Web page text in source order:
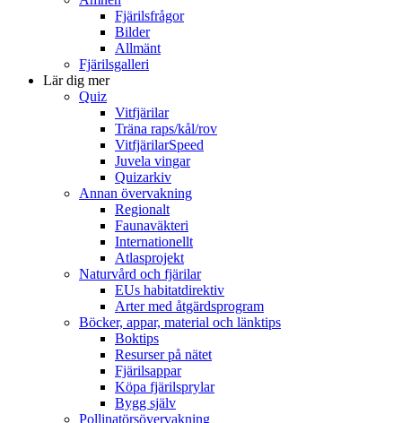
Fjärilsfrågor
Bilder
Allmänt
Fjärilsgalleri
Lär dig mer
Quiz
Vitfjärilar
Träna raps/kål/rov
VitfjärilarSpeed
Juvela vingar
Quizarkiv
Annan övervakning
Regionalt
Faunaväkteri
Internationellt
Atlasprojekt
Naturvård och fjärilar
EUs habitatdirektiv
Arter med åtgärdsprogram
Böcker, appar, material och länktips
Boktips
Resurser på nätet
Fjärilsappar
Köpa fjärilsprylar
Bygg själv
Pollinatörsövervakning